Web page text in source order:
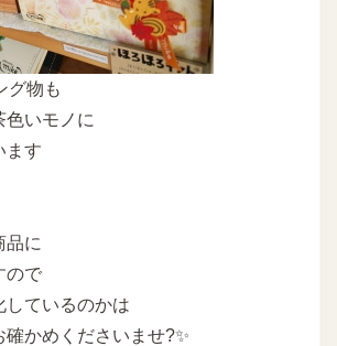
グ物も
色いモノに
ます
品に
ので
しているのかは
かめくださいませ?✨